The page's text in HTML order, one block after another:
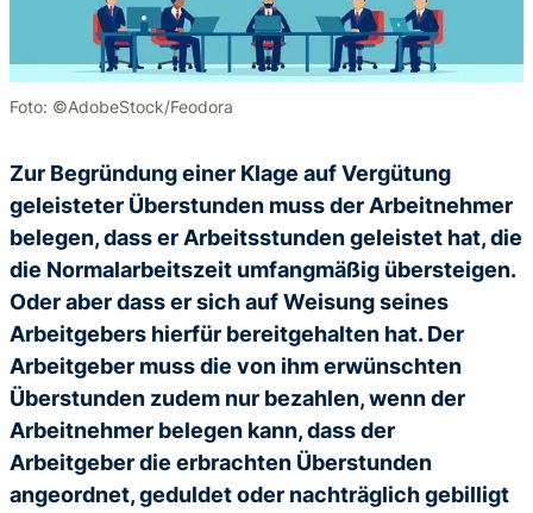
Foto: ©AdobeStock/Feodora
Zur Begründung einer Klage auf Vergütung
geleisteter Überstunden muss der Arbeitnehmer
belegen, dass er Arbeitsstunden geleistet hat, die
die Normalarbeitszeit umfangmäßig übersteigen.
Oder aber dass er sich auf Weisung seines
Arbeitgebers hierfür bereitgehalten hat. Der
Arbeitgeber muss die von ihm erwünschten
Überstunden zudem nur bezahlen, wenn der
Arbeitnehmer belegen kann, dass der
Arbeitgeber die erbrachten Überstunden
angeordnet, geduldet oder nachträglich gebilligt